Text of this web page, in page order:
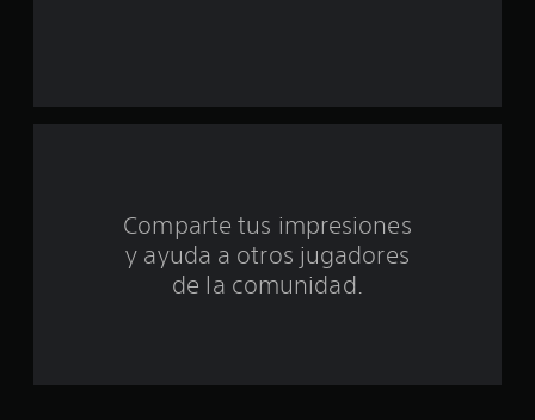
n
d
Comparte tus impresiones
y ayuda a otros jugadores
de la comunidad.